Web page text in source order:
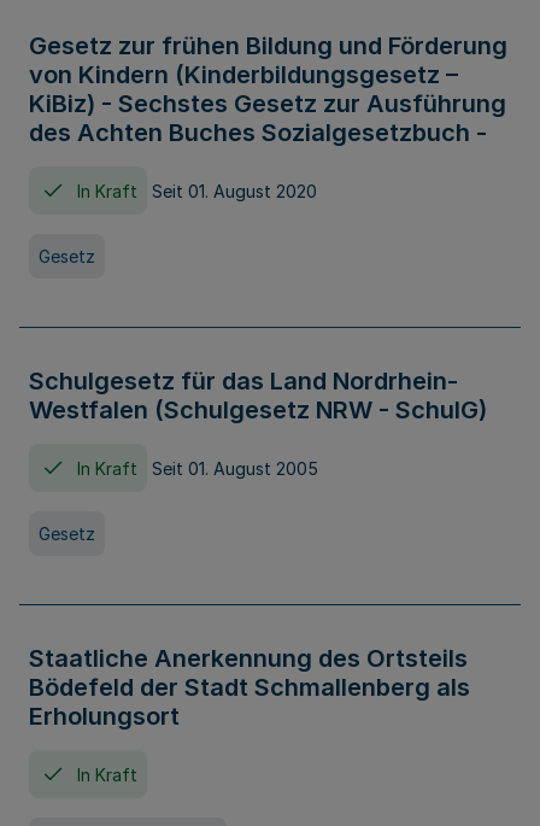
Gesetz zur frühen Bildung und Förderung
von Kindern (Kinderbildungsgesetz –
KiBiz) - Sechstes Gesetz zur Ausführung
des Achten Buches Sozialgesetzbuch -
In Kraft Seit 01. August 2020
Gesetz
Schulgesetz für das Land Nordrhein-
Westfalen (Schulgesetz NRW - SchulG)
In Kraft Seit 01. August 2005
Gesetz
Staatliche Anerkennung des Ortsteils
Bödefeld der Stadt Schmallenberg als
Erholungsort
In Kraft